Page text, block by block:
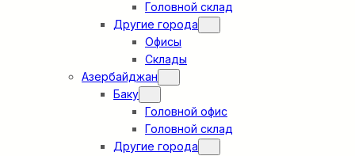
Головной склад
Другие города
Офисы
Склады
Азербайджан
Баку
Головной офис
Головной склад
Другие города